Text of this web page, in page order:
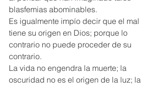
blasfemias abominables.
Es igualmente impío decir que el mal
tiene su origen en Dios; porque lo
contrario no puede proceder de su
contrario.
La vida no engendra la muerte; la
oscuridad no es el origen de la luz; la